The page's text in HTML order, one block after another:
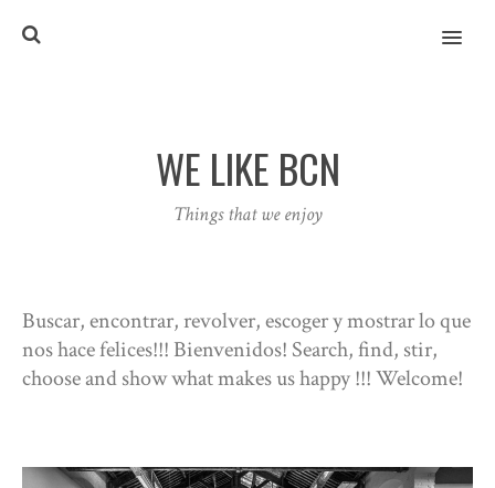
MENU
WE LIKE BCN
Things that we enjoy
Buscar, encontrar, revolver, escoger y mostrar lo que
nos hace felices!!! Bienvenidos! Search, find, stir,
choose and show what makes us happy !!! Welcome!